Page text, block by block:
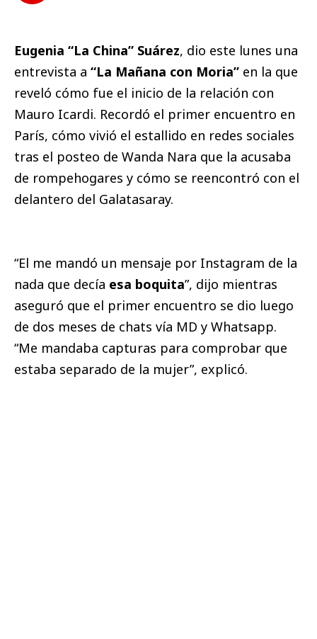
Eugenia “La China” Suárez, dio este lunes una
entrevista a “La Mañana con Moria” en la que
reveló cómo fue el inicio de la relación con
Mauro Icardi. Recordó el primer encuentro en
París, cómo vivió el estallido en redes sociales
tras el posteo de Wanda Nara que la acusaba
de rompehogares y cómo se reencontró con el
delantero del Galatasaray.
“El me mandó un mensaje por Instagram de la
nada que decía esa boquita”, dijo mientras
aseguró que el primer encuentro se dio luego
de dos meses de chats vía MD y Whatsapp.
“Me mandaba capturas para comprobar que
estaba separado de la mujer”, explicó.